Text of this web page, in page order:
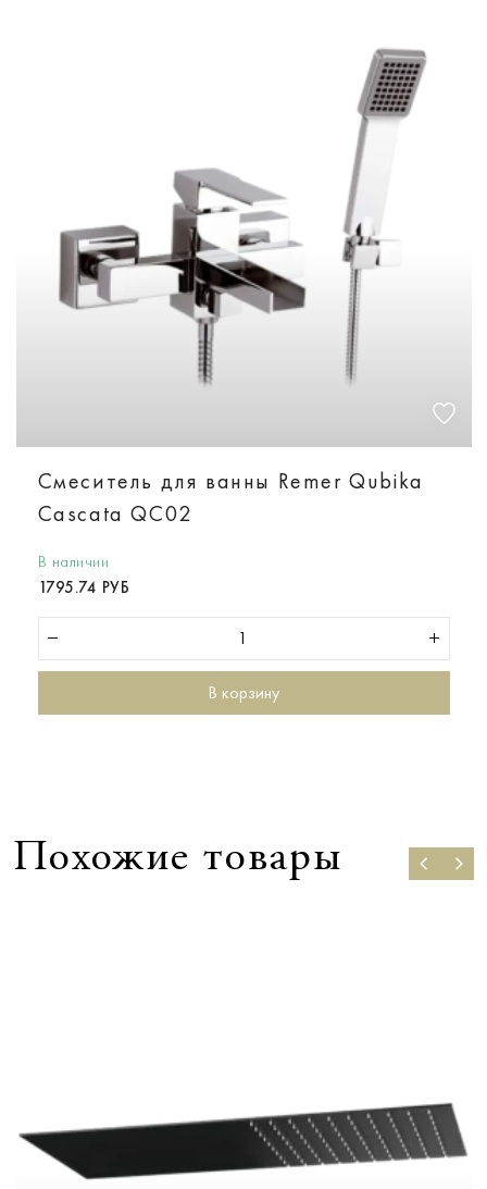
Смеситель для ванны Remer Qubika
Cascata QC02
В наличии
1795.74 РУБ
В корзину
Похожие товары